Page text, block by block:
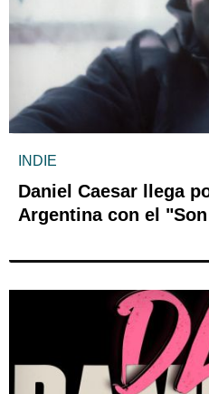
INDIE
Daniel Caesar llega
Argentina con el